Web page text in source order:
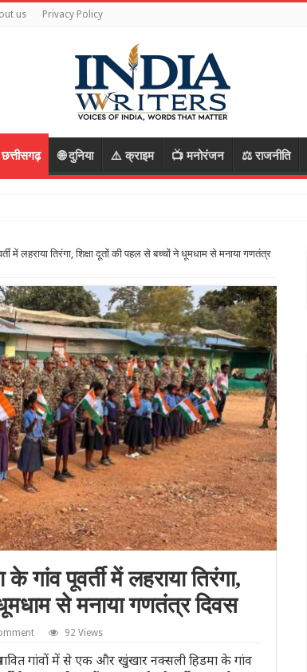
us Privacy Policy
🌐 दुनिया ⚠️ क्राइम 📺 मनोरंजन ⚖️ राजनीति
में लहराया तिरंगा, शिक्षा दूतों की पहल से बच्चों ने धूमधाम से मनाया गणतंत्र
पूवर्ती में लहराया तिरंगा,
से मनाया गणतंत्र दिवस
92 Views
गांवों में से एक और खुंखार नक्सली हिडमा के गांव